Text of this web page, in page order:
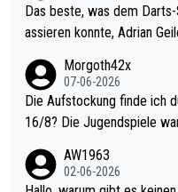
Das beste, was dem
assieren konnte, Adrian
Morgoth42x
07-06-2026
Die Aufstockung finde ich
16/8? Die Jugendspiele waren letztes Jahr durchaus sehr kurz
Allerdings ist Mitchell Lawrie als Nummer 1 der Welt eh qualifi
ziert. Somit ändert die
AW1963
02-06-2026